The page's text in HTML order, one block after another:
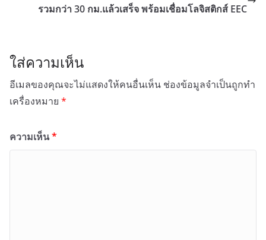
รวมกว่า 30 กม.แล้วเสร็จ พร้อมเชื่อมโลจิสติกส์ EEC
ใส่ความเห็น
อีเมลของคุณจะไม่แสดงให้คนอื่นเห็น ช่องข้อมูลจำเป็นถูกทำ
เครื่องหมาย *
ความเห็น*